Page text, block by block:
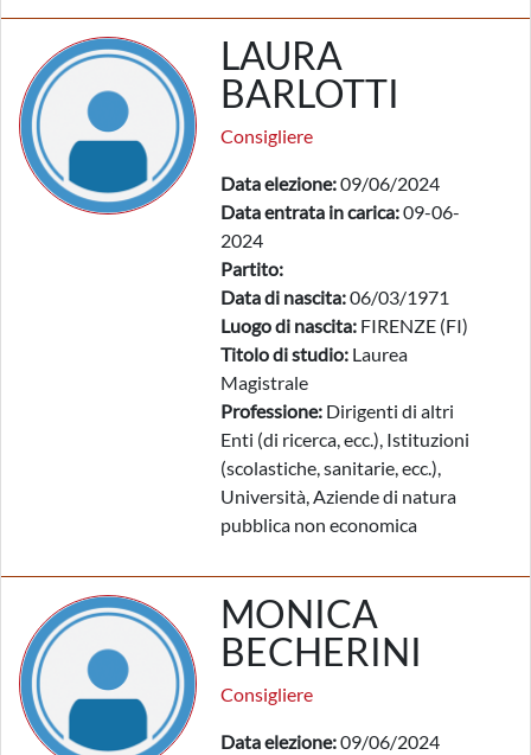
LAURA
BARLOTTI
Consigliere
Data elezione:09/06/2024
Data entrata in carica:09-06-
2024
Partito:
Data di nascita:06/03/1971
Luogo di nascita: FIRENZE (FI)
Titolo di studio: Laurea
Magistrale
Professione: Dirigenti di altri
Enti (di ricerca, ecc.), Istituzioni
(scolastiche, sanitarie, ecc.),
Università, Aziende di natura
pubblica non economica
MONICA
BECHERINI
Consigliere
Data elezione:09/06/2024